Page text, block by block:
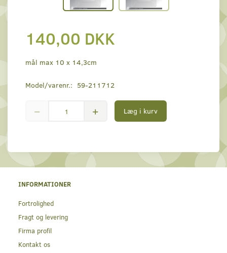
140,00 DKK
mål max 10 x 14,3cm
Model/varenr.: 59-211712
Læg i kurv
INFORMATIONER
Fortrolighed
Fragt og levering
Firma profil
Kontakt os